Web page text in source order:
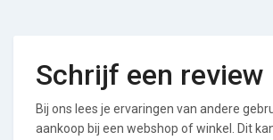
Schrijf een review
Bij ons lees je ervaringen van andere
aankoop bij een webshop of winkel. Dit